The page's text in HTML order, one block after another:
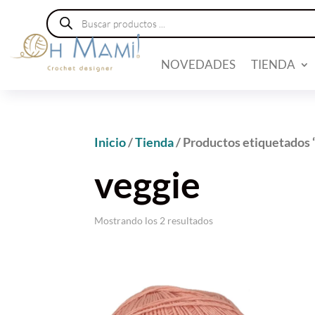
Búsqueda
de
productos
NOVEDADES TIENDA
Inicio/Tienda/ Productos etiquetados
veggie
Mostrando los 2 resultados